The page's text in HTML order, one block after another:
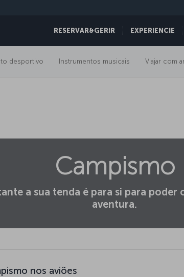
RESERVAR&GERIR EXPERIENCIE
desportivo Instrumentos musicais Viajar com
Campismo
a sua tenda é para si para poder
aventura.
nos aviões